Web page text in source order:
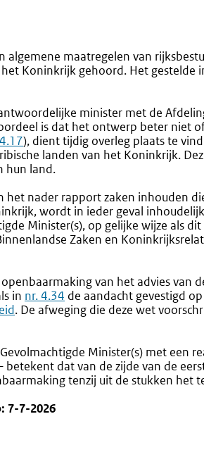
algemene maatregelen van
het Koninkrijk gehoord. Het gestelde
minister met de
is dat het ontwerp beter niet
), dient tijdig overleg plaats te
landen van het Koninkrijk.
hun land.
het nader rapport zaken inhouden
wordt in ieder geval
Minister(s), op gelijke wijze als
Zaken en
van het advies van
in nr. 4.34 de aandacht gevestigd op
. De afweging die deze wet
Minister(s) met een
betekent dat van de zijde van de
tenzij uit de stukken het
7-7-2026